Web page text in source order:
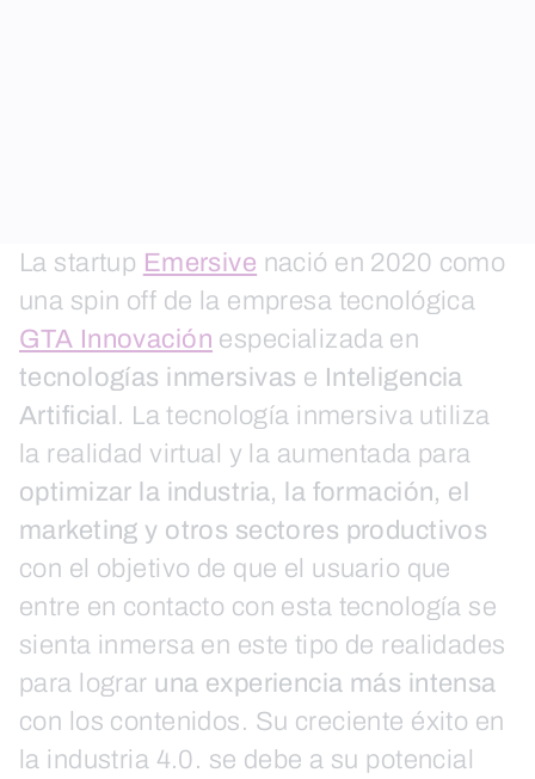
La startup Emersive nació en 2020 como
una spin off de la empresa tecnológica
GTA Innovación especializada en
tecnologías inmersivas e Inteligencia
Artificial . La tecnología inmersiva utiliza
la realidad virtual y la aumentada para
optimizar la industria, la formación, el
marketing y otros sectores productivos
con el objetivo de que el usuario que
entre en contacto con esta tecnología se
sienta inmersa en este tipo de realidades
para lograr una experiencia más intensa
con los contenidos. Su creciente éxito en
la industria 4.0. se debe a su potencial